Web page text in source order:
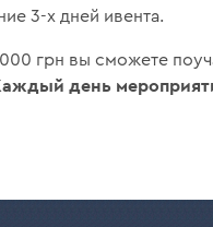
3-х дней ивента.
грн вы сможете
день